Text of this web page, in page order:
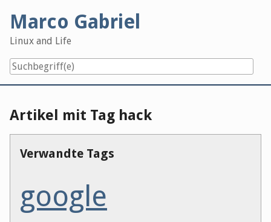
content
Marco Gabriel
Linux and Life
Artikel mit Tag hack
Verwandte Tags
google